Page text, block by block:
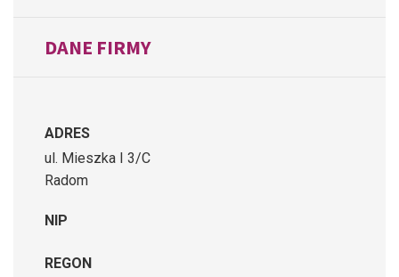
DANE FIRMY
ADRES
ul. Mieszka I 3/C
Radom
NIP
REGON